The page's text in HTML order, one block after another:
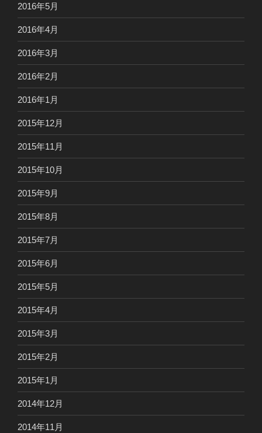
2016年5月
2016年4月
2016年3月
2016年2月
2016年1月
2015年12月
2015年11月
2015年10月
2015年9月
2015年8月
2015年7月
2015年6月
2015年5月
2015年4月
2015年3月
2015年2月
2015年1月
2014年12月
2014年11月